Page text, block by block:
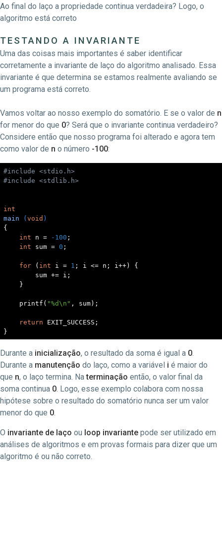
Ao final do laço a propriedade continua verdadeira? Logo, o
algoritmo está correto
TESTANDO A INVARIANTE
Uma das coisas mais importantes é saber identificar
corretamente a invariante de laço do algoritmo analisado. Essa
invariante é que determina se estamos realmente avaliando se
um programa está correto.
Vamos voltar ao nosso exemplo do somatório. E se o valor de n
for menor do que 0? Será que o invariante continua verdadeiro?
Considere então que nosso programa foi alterado e agora tem
como valor de n o número -100:
#include <stdio.h>
#include <stdlib.h>
int
main
(void )
{
int n = -100 ;
int sum = 0 ;
for ( int i = 1 ; i <= n; i++) {
        sum += i;
    }
printf ( "%d\n" , sum);
return EXIT_SUCCESS;
}
Durante a inicialização, o resultado da soma é igual a 0.
Durante a manutenção do laço, como a variável i é maior do
que n, o laço termina. Naterminação então, o valor final da
soma continua 0. Logo, esse exemplo colabora com nossa
hipótese sobre o resultado do somatório nunca ser um valor
menor do que 0.
O invariante de laço ou loop invariante pode ser utilizado em
análises de algoritmos e em provas formais para dizer que um
algoritmo é ou não correto.